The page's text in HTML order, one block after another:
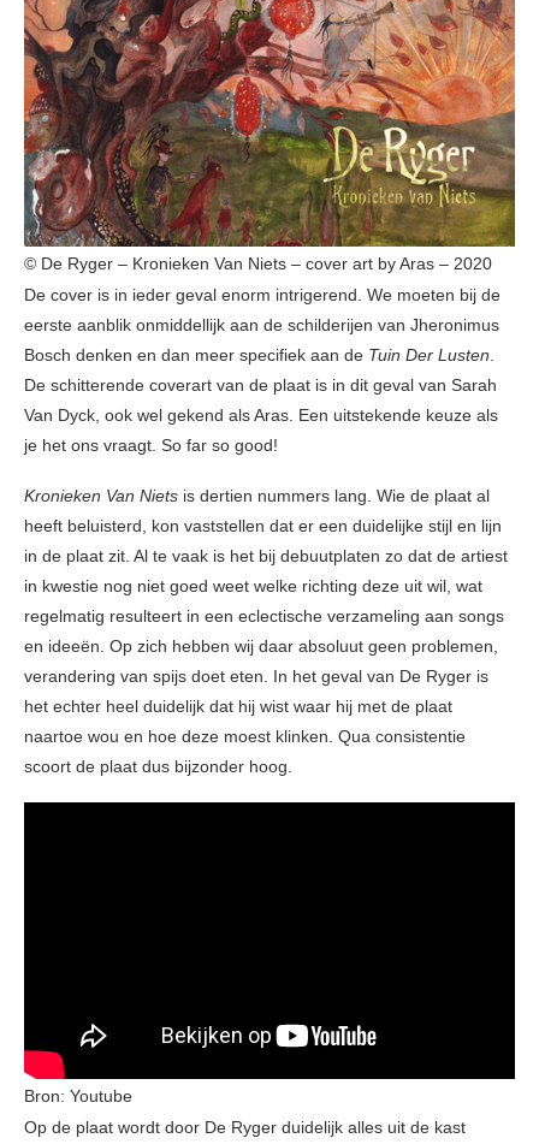
© De Ryger – Kronieken Van Niets – cover art by Aras – 2020
De cover is in ieder geval enorm intrigerend. We moeten bij de
eerste aanblik onmiddellijk aan de schilderijen van Jheronimus
Bosch denken en dan meer specifiek aan de Tuin Der Lusten.
De schitterende coverart van de plaat is in dit geval van Sarah
Van Dyck, ook wel gekend als Aras. Een uitstekende keuze als
je het ons vraagt. So far so good!
Kronieken Van Niets is dertien nummers lang. Wie de plaat al
heeft beluisterd, kon vaststellen dat er een duidelijke stijl en lijn
in de plaat zit. Al te vaak is het bij debuutplaten zo dat de artiest
in kwestie nog niet goed weet welke richting deze uit wil, wat
regelmatig resulteert in een eclectische verzameling aan songs
en ideeën. Op zich hebben wij daar absoluut geen problemen,
verandering van spijs doet eten. In het geval van De Ryger is
het echter heel duidelijk dat hij wist waar hij met de plaat
naartoe wou en hoe deze moest klinken. Qua consistentie
scoort de plaat dus bijzonder hoog.
Bron: Youtube
Op de plaat wordt door De Ryger duidelijk alles uit de kast